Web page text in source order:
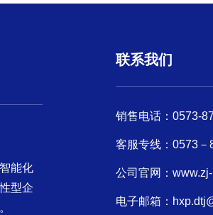
能化
型企
联系我们
销售电话：0573-
客服专线：0573－
公司官网：
电子邮箱：